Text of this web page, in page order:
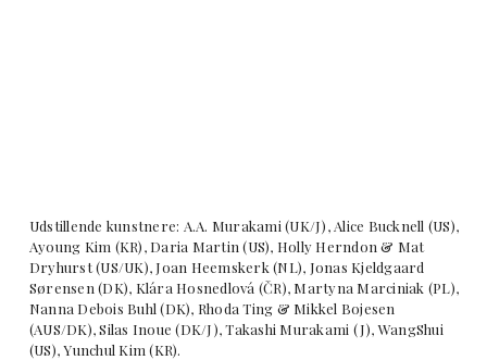
Udstillende kunstnere: A.A. Murakami (UK/J), Alice Bucknell (US),
Ayoung Kim (KR), Daria Martin (US), Holly Herndon & Mat
Dryhurst (US/UK), Joan Heemskerk (NL), Jonas Kjeldgaard
Sørensen (DK), Klára Hosnedlová (ČR), Martyna Marciniak (PL),
Nanna Debois Buhl (DK), Rhoda Ting & Mikkel Bojesen
(AUS/DK), Silas Inoue (DK/J), Takashi Murakami (J), WangShui
(US), Yunchul Kim (KR).